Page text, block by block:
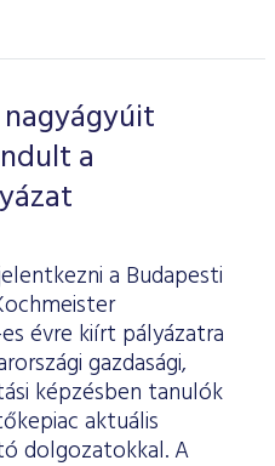
a
a Budapesti
évre kiírt pályázatra
gazdasági,
képzésben tanulók
aktuális
dolgozatokkal. A